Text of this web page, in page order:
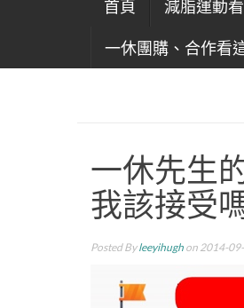
首頁 減脂運動
一休團購、合作看
一休先生
我該接受
Posted Byleeyihugh on 2014-